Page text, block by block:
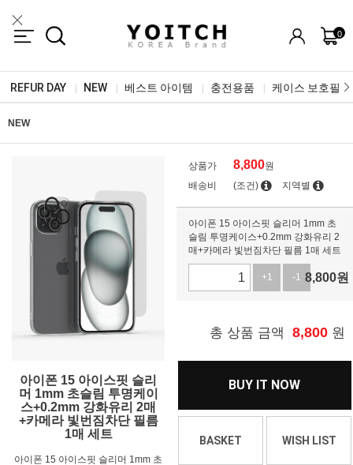
0
REFUR DAY NEW 베스트 아이템 충전용품 케이스 보호필름
NEW
아이폰 15 아이스핏 슬리
머 1mm 초슬림 투명케이
스+0.2mm 강화유리 2매
+카메라 빛번짐차단 필름
1매 세트
아이폰 15 아이스핏 슬리머 1mm 초
상품가 8,800원
배송비
(조건) 지역별
아이폰 15 아이스핏 슬리머 1mm 초
슬림 투명케이스+0.2mm 강화유리 2
매+카메라 빛번짐차단 필름 1매 세트
+1 -1 8,800원
총 상품 금액 8,800 원
BUY IT NOW
BASKET WISH LIST